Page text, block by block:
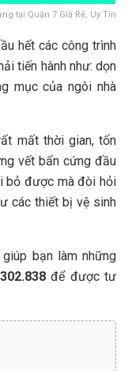
tại Quận 7 Giá Rẻ, Uy Tín
hết các công trình
tiến hành như: dọn
mục của ngôi nhà
mất thời gian, tốn
vết bẩn cứng đầu
bỏ được mà đòi hỏi
các thiết bị vệ sinh
bạn làm những
để được tư